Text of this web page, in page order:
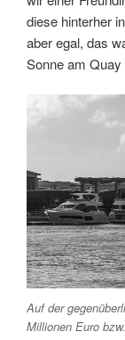
diese hinterher
aber egal, das
Sonne am Quay
Auf der
Millionen Euro